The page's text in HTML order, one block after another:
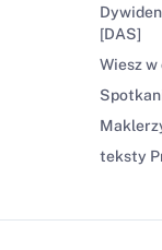
[DAS]
Wiesz
teksty